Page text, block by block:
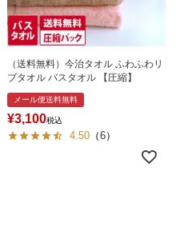
（送料無料）今治タオル ふわふわリ
ブタオル バスタオル 【圧縮】
メール便送料無料
¥3,100税込
4.50 （6）